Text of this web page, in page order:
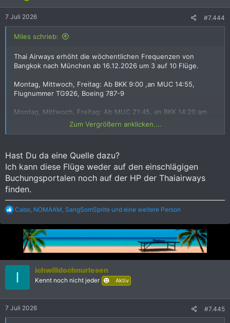
n
:
7 Juli 2026 #7.444
Miles schrieb:
Thai Airways erhöht die wöchentlichen Frequenzen von
Bangkok nach München ab 16.12.2026 um 3 auf 10 Flüge.
Montag, Mittwoch, Freitag: Ab BKK 9:00 ,an MUC 14:55,
Flugnummer TG926, Boeing 787-9
Montag, Mittwoch, Freitag: Ab MUC 21:45, an BKK 14:20 am
Folgetag, Flugnummer TG927, Boeing 787-9
Zum Vergrößern anklicken....
Hast Du da eine Quelle dazu?
Ich kann diese Flüge weder auf den einschlägigen
Buchungsportalen noch auf der HP der Thaiairways
finden.
R
a
o
n
e
n
:
Cabo, NOMAAM, SangSomSprite und eine weitere Person
I ichwilldochnurlesen
Kennt noch nicht jeder Aktiv
7 Juli 2026 #7.445